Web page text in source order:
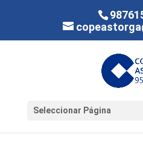
Seleccionar Página